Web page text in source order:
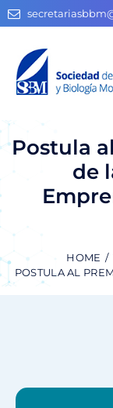
Postula
de
HOME
POSTULA AL